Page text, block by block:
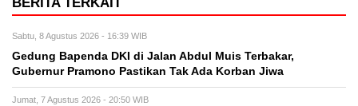
BERITA TERKAIT
Sabtu, 8 Agustus 2026 - 16:39 WIB
Gedung Bapenda DKI di Jalan Abdul Muis Terbakar,
Gubernur Pramono Pastikan Tak Ada Korban Jiwa
Jumat, 7 Agustus 2026 - 20:50 WIB